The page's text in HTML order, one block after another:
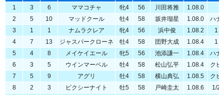
1
3 6 ママコチャ 牝4 56 川田将雅
1.08.0
2
5 10 マッドクール 牡4 58 坂井瑠星 1.08.0
ハナ
3
1 1 ナムラクレア 牝4 56 浜中俊 1.08.2
1
4
7 13 ジャスパークローネ 牡4 58 団野大成 1.08.4
1
5
4 8 メイケイエール 牝5 56 池添謙一 1.08.4
ハナ
6
3 5 ウインマーベル 牡4 58 松山弘平 1.08.4
クビ
7
5 9 アグリ 牡4 58 横山典弘 1.08.5
クビ
8
2 3 ピクシーナイト 牡5 58 戸崎圭太 1.08.6
1/2